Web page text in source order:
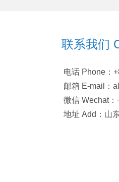
联系我们
电话 Phone：
邮箱 E-mail：
微信 Wechat
地址 Add：山